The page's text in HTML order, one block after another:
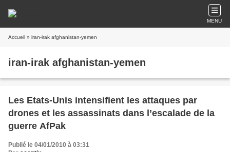
MENU
Accueil » iran-irak afghanistan-yemen
iran-irak afghanistan-yemen
Les Etats-Unis intensifient les attaques par
drones et les assassinats dans l’escalade de la
guerre AfPak
Publié le 04/01/2010 à 03:31